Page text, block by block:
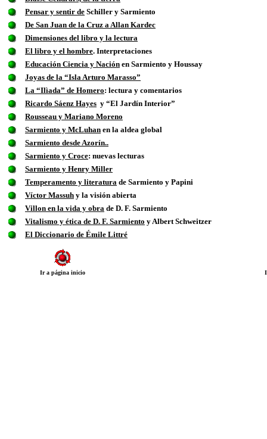
Pensar y sentir de Schiller y Sarmiento
De San Juan de la Cruz a Allan Kardec
Dimensiones del libro y la lectura
El libro y el hombre. Interpretaciones
Educación Ciencia y Nación en Sarmiento y Houssay
Joyas de la “Isla Arturo Marasso”
La “Ilìada” de Homero: lectura y comentarios
Ricardo Sáenz Hayes y “El Jardín Interior”
Rousseau y Mariano Moreno
Sarmiento y McLuhan en la aldea global
Sarmiento desde Azorín..
Sarmiento y Croce: nuevas lecturas
Sarmiento y Henry Miller
Temperamento y literatura de Sarmiento y Papini
Víctor Massuh y la visión abierta
Villon en la vida y obra de D. F. Sarmiento
Vitalismo y ética de D. F. Sarmiento y Albert Schweitzer
El Diccionario de Émile Littré
Ir a página inicio